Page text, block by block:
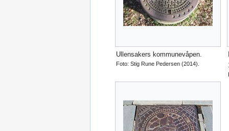
Ullensakers kommunevåpen.
Foto: Stig Rune Pedersen (2014).